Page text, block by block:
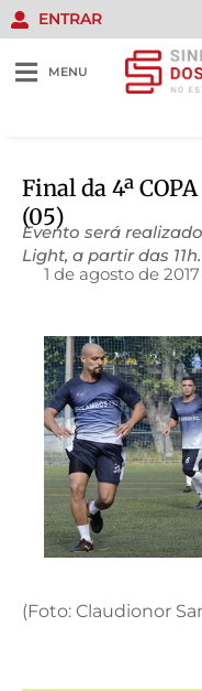
ENTRAR
MENU
Final da 4ª
(05)
Evento será
Light, a partir das 11h.
1 de agosto de 2017
(Foto: Claudionor